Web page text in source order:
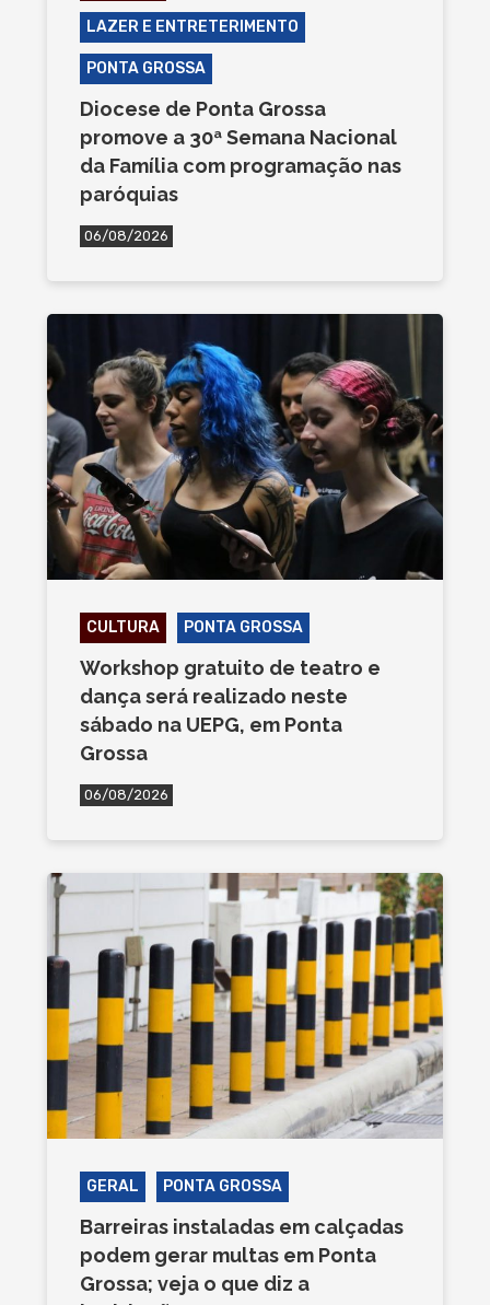
LAZER E ENTRETERIMENTO
PONTA GROSSA
Diocese de Ponta Grossa
promove a 30ª Semana Nacional
da Família com programação nas
paróquias
06/08/2026
CULTURA PONTA GROSSA
Workshop gratuito de teatro e
dança será realizado neste
sábado na UEPG, em Ponta
Grossa
06/08/2026
GERAL PONTA GROSSA
Barreiras instaladas em calçadas
podem gerar multas em Ponta
Grossa; veja o que diz a